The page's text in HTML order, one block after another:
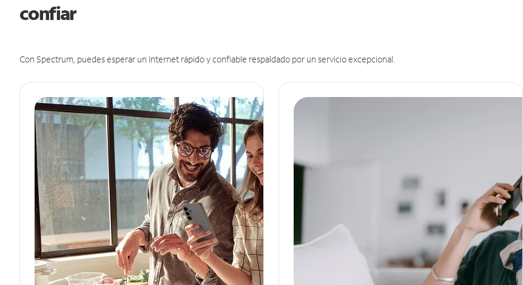
confiar
Con Spectrum, puedes esperar un Internet rápido y confiable respaldado por un servicio excepcional.